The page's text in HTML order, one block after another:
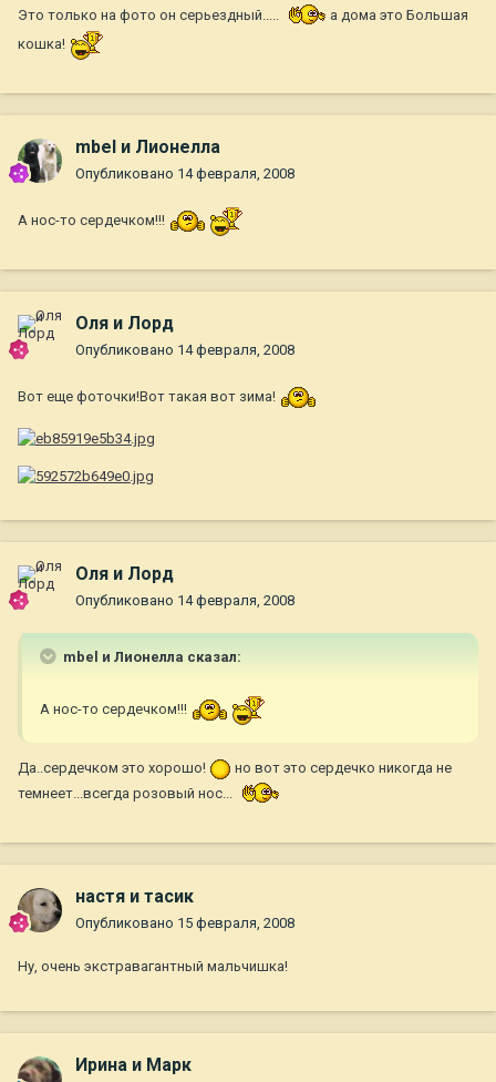
Это только на фото он серьездный.....
а дома это Большая
кошка!
mbel и Лионелла
Опубликовано 14 февраля, 2008
А нос-то сердечком!!!
Оля и Лорд
Опубликовано 14 февраля, 2008
Вот еще фоточки!Вот такая вот зима!
Оля и Лорд
Опубликовано 14 февраля, 2008
mbel и Лионелла сказал:
А нос-то сердечком!!!
Да..сердечком это хорошо!
но вот это сердечко никогда не
темнеет...всегда розовый нос...
настя и тасик
Опубликовано 15 февраля, 2008
Ну, очень экстравагантный мальчишка!
Ирина и Марк